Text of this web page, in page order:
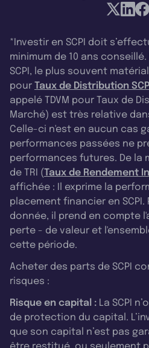
*Investir en SCPI doit
minimum de 10 ans
SCPI, le plus souvent
pour Taux de Distribution SCPI
appelé TDVM pour Taux de
Marché) est très relative
Celle-ci n'est en aucun cas
performances passées ne
performances futures. De la
de TRI (Taux de Rendement
affichée : Il exprime la
placement financier en
donnée, il prend en compte
perte - de valeur et
cette période.
Acheter des parts de SCPI
risques :
Risque en capital : La SCPI
de protection du capital.
que son capital n’est pas